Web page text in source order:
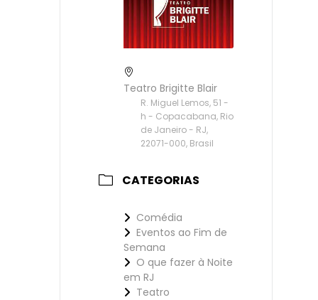
Teatro Brigitte Blair
R. Miguel Lemos, 51 -
h - Copacabana, Rio
de Janeiro - RJ,
22071-000, Brasil
CATEGORIAS
Comédia
Eventos ao Fim de
Semana
O que fazer à Noite
em RJ
Teatro